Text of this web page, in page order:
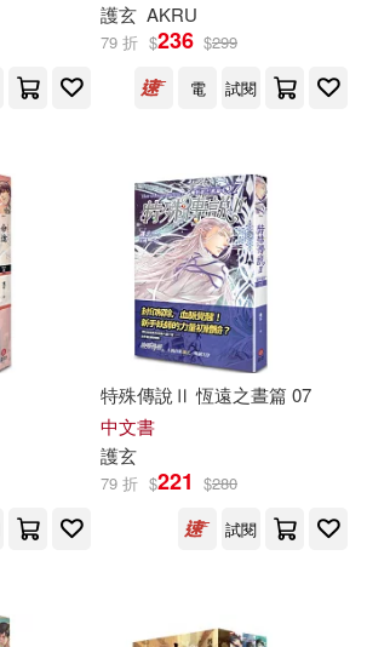
護玄 AKRU
79 折 $236 $299
電
試閱
特殊傳說Ⅱ 恆遠之晝篇 07
中文書
護玄
79 折 $221 $280
試閱